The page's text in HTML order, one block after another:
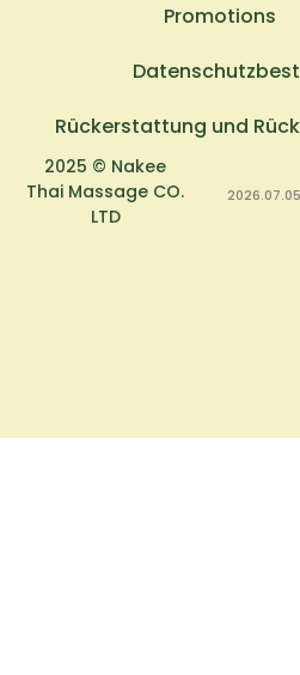
Promotions
Rückerstattung und
2025 © Nakee
Thai Massage CO.
LTD